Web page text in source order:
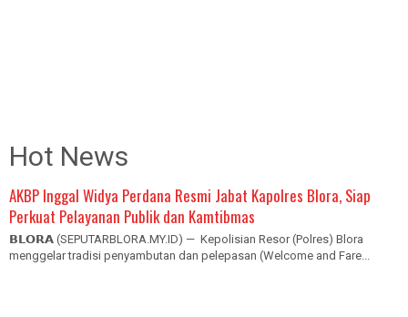
Hot News
AKBP Inggal Widya Perdana Resmi Jabat Kapolres Blora, Siap
Perkuat Pelayanan Publik dan Kamtibmas
𝗕𝗟𝗢𝗥𝗔 (SEPUTARBLORA.MY.ID) — Kepolisian Resor (Polres) Blora
menggelar tradisi penyambutan dan pelepasan (Welcome and Fare...